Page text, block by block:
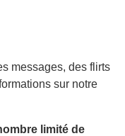
messages, des flirts
sur notre
limité de